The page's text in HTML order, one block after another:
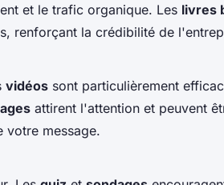
et le trafic organique. Les livres
renforçant la crédibilité de
vidéos sont particulièrement
attirent l'attention et peuvent
votre message.